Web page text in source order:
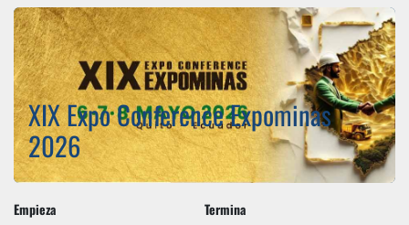
XIX Expo Conference Expominas
2026
Empieza Termina